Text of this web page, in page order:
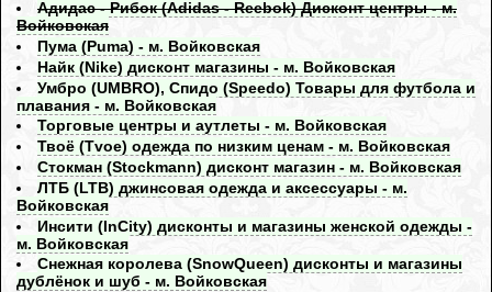
Адидас - Рибок (Adidas - Reebok) Дисконт центры - м.
Войковская
Пума (Puma) - м. Войковская
Найк (Nike) дисконт магазины - м. Войковская
Умбро (UMBRO), Спидо (Speedo) Товары для футбола и
плавания - м. Войковская
Торговые центры и аутлеты - м. Войковская
Твоё (Tvoe) одежда по низким ценам - м. Войковская
Стокман (Stockmann) дисконт магазин - м. Войковская
ЛТБ (LTB) джинсовая одежда и аксессуары - м.
Войковская
Инсити (InCity) дисконты и магазины женской одежды -
м. Войковская
Снежная королева (SnowQueen) дисконты и магазины
дублёнок и шуб - м. Войковская